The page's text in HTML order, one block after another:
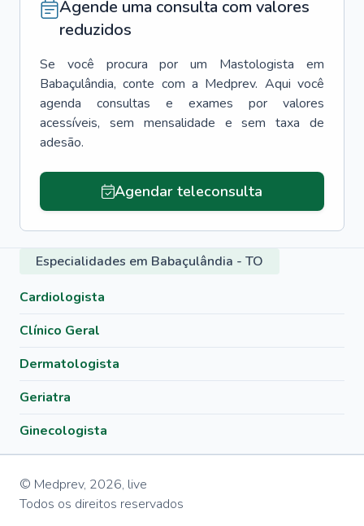
Agende uma consulta com valores
reduzidos
Se você procura por um Mastologista
em
Babaçulândia, conte com a Medprev. Aqui você
agenda consultas e exames por valores
acessíveis, sem mensalidade e sem taxa de
adesão.
Agendar teleconsulta
Especialidades em Babaçulândia - TO
Cardiologista
Clínico Geral
Dermatologista
Geriatra
Ginecologista
© Medprev, 2026, live
Todos os direitos reservados